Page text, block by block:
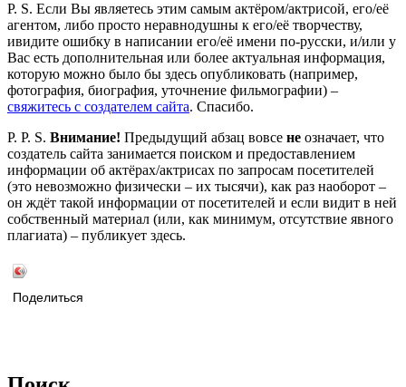
P. S. Если Вы являетесь этим самым актёром/актрисой, его/её
агентом, либо просто неравнодушны к его/её творчеству,
ивидите ошибку в написании его/её имени по-русски, и/или у
Вас есть дополнительная или более актуальная информация,
которую можно было бы здесь опубликовать (например,
фотография, биография, уточнение фильмографии) –
свяжитесь с создателем сайта. Спасибо.
P. P. S. Внимание! Предыдущий абзац вовсе не означает, что
создатель сайта занимается поиском и предоставлением
информации об актёрах/актрисах по запросам посетителей
(это невозможно физически – их тысячи), как раз наоборот –
он ждёт такой информации от посетителей и если видит в ней
собственный материал (или, как минимум, отсутствие явного
плагиата) – публикует здесь.
Поделиться